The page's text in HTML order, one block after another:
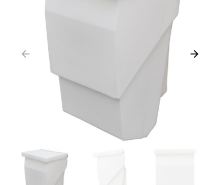
Zurück
arrow_backward Weiter
arrow_forward